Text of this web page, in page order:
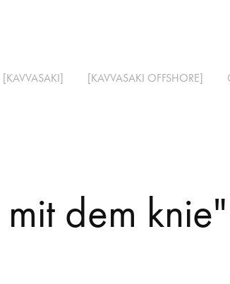
[KAVVASAKI] [KAVVASAKI OFFSHORE]
dem